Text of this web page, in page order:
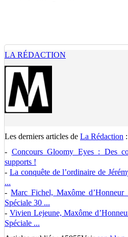
LA RÉDACTION
Les derniers articles de La Rédaction :
- Concours Gloomy Eyes : Des
supports !
- La conquête de l’ordinaire de
...
-Marc Fichel, Maxôme
Spéciale 30 ...
- Vivien Lejeune, Maxôme
Spéciale ...